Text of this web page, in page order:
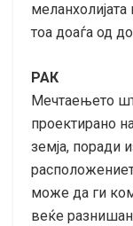
тоа доаѓа од
РАК
Мечтаењето
проектирано
земја, поради
може да ги
веќе